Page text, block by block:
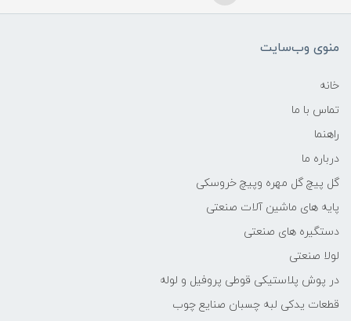
منوی وب‌سایت
خانه
تماس با ما
راهنما
درباره ما
گل پیچ گل مهره وپیچ خروسکی
پایه های ماشین آلات صنعتی
دستگیره های صنعتی
لولا صنعتی
در پوش پلاستیکی قوطی پروفیل و لوله
قطعات یدکی لبه چسبان صنایع چوب